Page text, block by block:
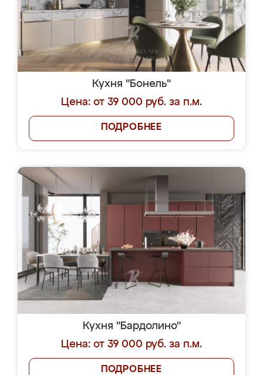
Кухня "Бонель"
Цена: от 39 000 руб. за п.м.
ПОДРОБНЕЕ
Кухня "Бардолино"
Цена: от 39 000 руб. за п.м.
ПОДРОБНЕЕ